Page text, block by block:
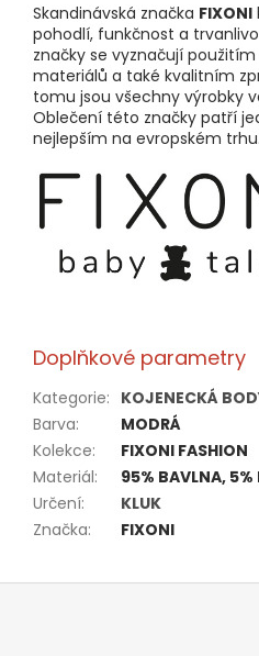
Skandinávská značka FIXONI
pohodlí, funkčnost a
značky se vyznačují
materiálů a také kvalitním
tomu jsou všechny výrobky
Oblečení této značky patří
nejlepším na evropském trhu.
Doplňkové parametry
Kategorie: KOJENECKÁ
Barva:
MODRÁ
Kolekce:
FIXONI FASHION
Materiál:
95% BAVLNA, 5%
Určení:
KLUK
Značka: FIXONI
Z